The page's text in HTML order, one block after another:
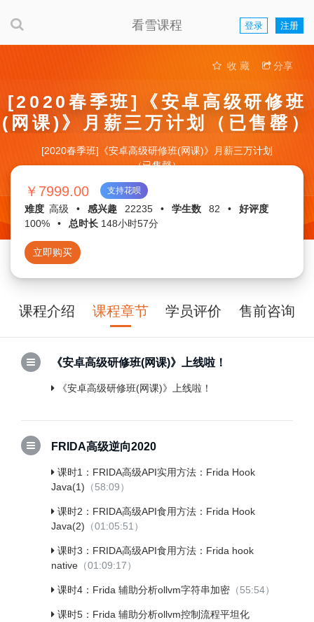
看雪课程 登录 注册
收 藏 分享
[2020春季班]《安卓高级研修班
(网课)》月薪三万计划（已售罄）
[2020春季班]《安卓高级研修班(网课)》月薪三万计划
（已售罄）
￥7999.00 支持花呗
难度 高级 • 感兴趣 22235 • 学生数 82 •
好评度
100%
• 总时长 148小时57分
立即购买
课程介绍 课程章节 学员评价 售前咨询
《安卓高级研修班(网课)》上线啦！
《安卓高级研修班(网课)》上线啦！
FRIDA高级逆向2020
课时1：FRIDA高级API实用方法：Frida Hook
Java(1) （58:09）
课时2：FRIDA高级API食用方法：Frida Hook
Java(2) （01:05:51）
课时3：FRIDA高级API食用方法：Frida hook
native （01:09:17）
课时4：Frida 辅助分析ollvm字符串加密 （55:54）
课时5：Frida 辅助分析ollvm控制流程平坦化